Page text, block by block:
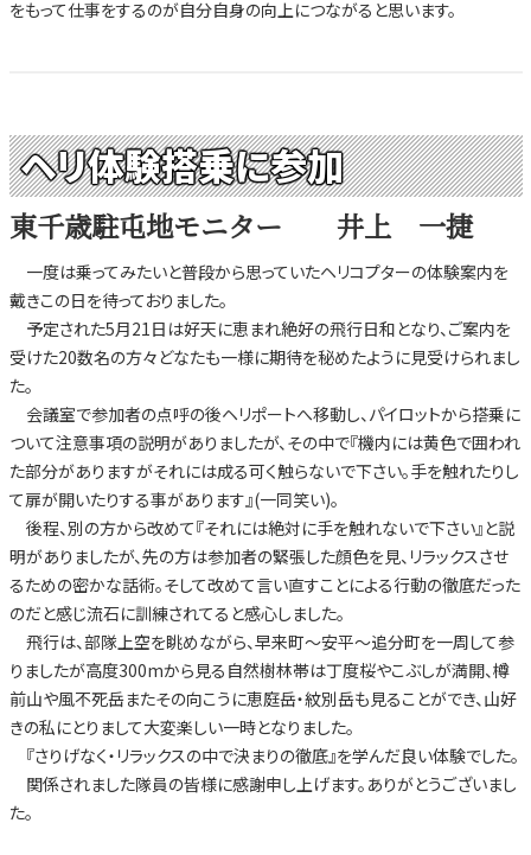
をもって仕事をするのが自分自身の向上につながると思います。
ヘリ体験搭乗に参加
東千歳駐屯地モニター 井上 一捷
一度は乗ってみたいと普段から思っていたヘリコプターの体験案内を
戴きこの日を待っておりました。
予定された5月21日は好天に恵まれ絶好の飛行日和となり、ご案内を
受けた20数名の方々どなたも一様に期待を秘めたように見受けられまし
た。
会議室で参加者の点呼の後ヘリポートへ移動し、パイロットから搭乗に
ついて注意事項の説明がありましたが、その中で『機内には黄色で囲われ
た部分がありますがそれには成る可く触らないで下さい。手を触れたりし
て扉が開いたりする事があります』(一同笑い)。
後程、別の方から改めて『それには絶対に手を触れないで下さい』と説
明がありましたが、先の方は参加者の緊張した顔色を見、リラックスさせ
るための密かな話術。そして改めて言い直すことによる行動の徹底だった
のだと感じ流石に訓練されてると感心しました。
飛行は、部隊上空を眺めながら、早来町～安平～追分町を一周して参
りましたが高度300mから見る自然樹林帯は丁度桜やこぶしが満開、樽
前山や風不死岳またその向こうに恵庭岳・紋別岳も見ることができ、山好
きの私にとりまして大変楽しい一時となりました。
『さりげなく・リラックスの中で決まりの徹底』を学んだ良い体験でした。
関係されました隊員の皆様に感謝申し上げます。ありがとうございまし
た。